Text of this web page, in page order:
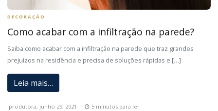
DECORAÇÃO
Como acabar com a infiltração na parede?
Saiba como acabar com a infiltração na parede que traz grandes
prejuízos na residência e precisa de soluções rápidas e […]
Leia mais…
iprodutora, junho 29, 2021 5 minutos para ler